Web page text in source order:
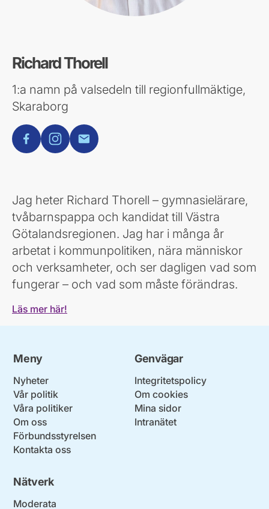
Richard Thorell
1:a namn på valsedeln till regionfullmäktige,
Skaraborg
facebookinstagramE-post
Jag heter Richard Thorell – gymnasielärare,
tvåbarnspappa och kandidat till Västra
Götalandsregionen. Jag har i många år
arbetat i kommunpolitiken, nära människor
och verksamheter, och ser dagligen vad som
fungerar – och vad som måste förändras.
Läs mer här!
Meny
Nyheter
Vår politik
Våra politiker
Om oss
Förbundsstyrelsen
Kontakta oss
Genvägar
Integritetspolicy
Om cookies
Mina sidor
Intranätet
Nätverk
Moderata